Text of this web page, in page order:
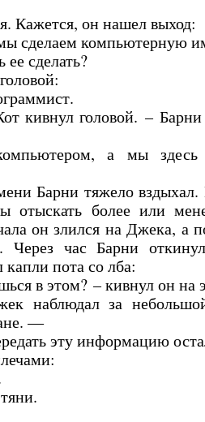
Кажется, он нашел выход:
сделаем компьютерную
сделать?
кивнул головой. – Барни
а мы здесь
Барни тяжело
отыскать более или
он злился на Джека, а
Через час Барни
пота со лба:
в этом? – кивнул он на
за небольшой
—
эту информацию